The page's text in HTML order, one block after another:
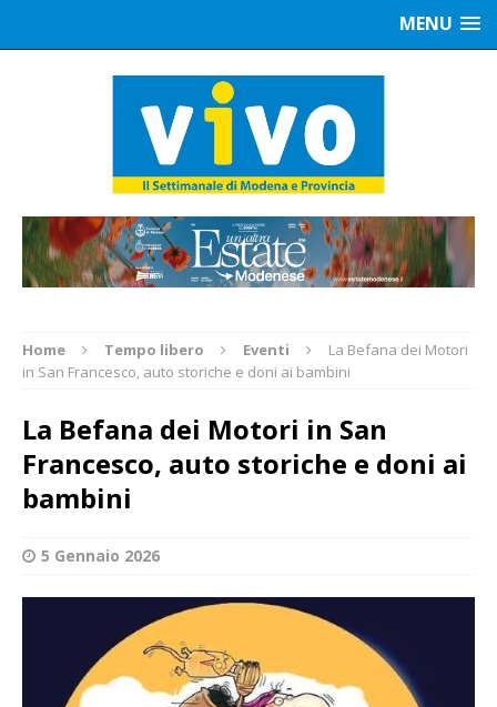
MENU
Home Tempo libero Eventi
La Befana dei Motori
in San Francesco, auto storiche e doni ai bambini
La Befana dei Motori in San
Francesco, auto storiche e doni ai
bambini
5 Gennaio 2026